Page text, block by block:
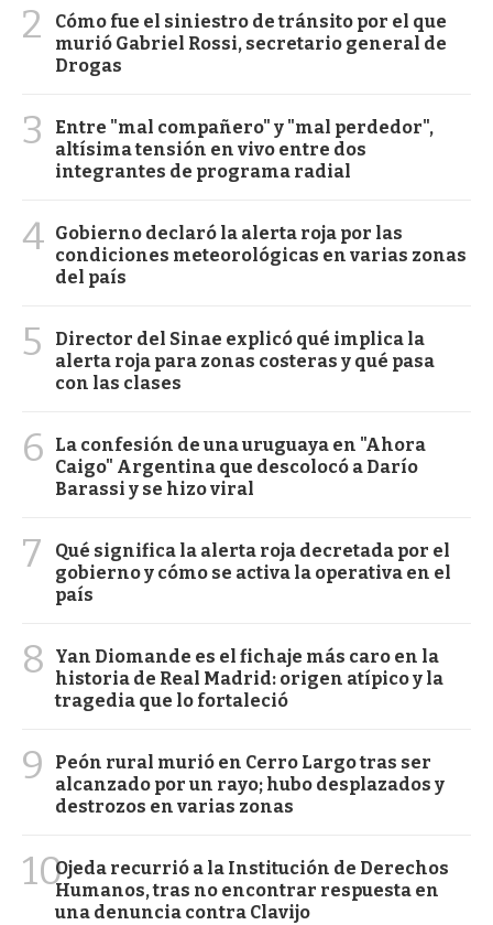
2
Cómo fue el siniestro de tránsito por el que
murió Gabriel Rossi, secretario general de
Drogas
3
Entre "mal compañero" y "mal perdedor",
altísima tensión en vivo entre dos
integrantes de programa radial
4 Gobierno declaró la alerta roja por las
condiciones meteorológicas en varias zonas
del país
5
Director del Sinae explicó qué implica la
alerta roja para zonas costeras y qué pasa
con las clases
6
La confesión de una uruguaya en "Ahora
Caigo" Argentina que descolocó a Darío
Barassi y se hizo viral
7
Qué significa la alerta roja decretada por el
gobierno y cómo se activa la operativa en el
país
8
Yan Diomande es el fichaje más caro en la
historia de Real Madrid: origen atípico y la
tragedia que lo fortaleció
9
Peón rural murió en Cerro Largo tras ser
alcanzado por un rayo; hubo desplazados y
destrozos en varias zonas
10Ojeda recurrió a la Institución de Derechos
Humanos, tras no encontrar respuesta en
una denuncia contra Clavijo